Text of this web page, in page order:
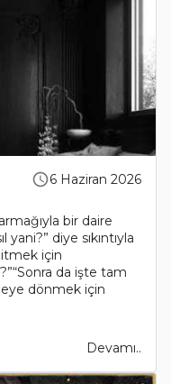
6 Haziran 2026
bir daire
yani?” diye sıkıntıyla
için
da işte tam
dönmek için
Devamı..